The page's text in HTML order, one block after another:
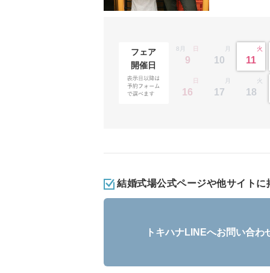
フェア
開催日
8月 日
9
月
10
火
11
日
16
月
17
火
18
結婚式場公式ページや他サイト
トキハナLINEへお問い合わ